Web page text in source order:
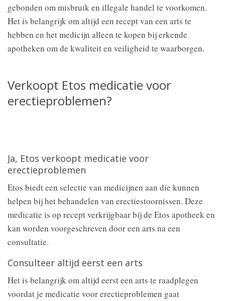
gebonden om misbruik en illegale handel te voorkomen.
Het is belangrijk om altijd een recept van een arts te
hebben en het medicijn alleen te kopen bij erkende
apotheken om de kwaliteit en veiligheid te waarborgen.
Verkoopt Etos medicatie voor
erectieproblemen?
Ja, Etos verkoopt medicatie voor
erectieproblemen
Etos biedt een selectie van medicijnen aan die kunnen
helpen bij het behandelen van erectiestoornissen. Deze
medicatie is op recept verkrijgbaar bij de Etos apotheek en
kan worden voorgeschreven door een arts na een
consultatie.
Consulteer altijd eerst een arts
Het is belangrijk om altijd eerst een arts te raadplegen
voordat je medicatie voor erectieproblemen gaat